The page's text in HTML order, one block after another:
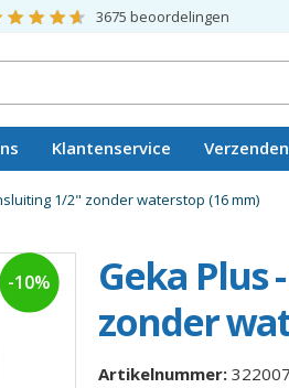
3675 beoordelingen
Klantenservice Verzenden
1/2" zonder waterstop (16 mm)
-10%
Geka Plus
zonder
Artikelnummer: 322007